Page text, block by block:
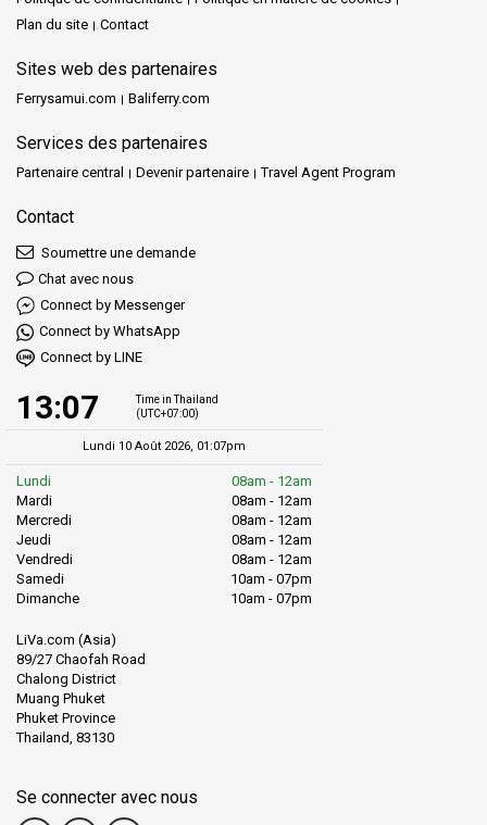
Plan du site
Contact
Sites web des partenaires
Ferrysamui.com Baliferry.com
Services des partenaires
Partenaire central Devenir partenaire Travel Agent Program
Contact
Soumettre une demande
Chat avec nous
Connect by Messenger
Connect by WhatsApp
Connect by LINE
13:07
Time in Thailand
(UTC+07:00)
Lundi 10 Août 2026, 01:07pm
Lundi
08am - 12am
Mardi
08am - 12am
Mercredi
08am - 12am
Jeudi
08am - 12am
Vendredi
08am - 12am
Samedi
10am - 07pm
Dimanche
10am - 07pm
LiVa.com (Asia)
89/27 Chaofah Road
Chalong District
Muang Phuket
Phuket Province
Thailand, 83130
Se connecter avec nous